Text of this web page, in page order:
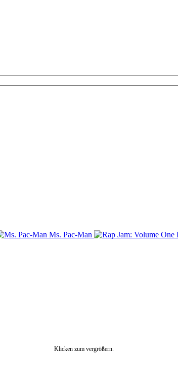
Ms. Pac-Man
Klicken zum vergrößern.